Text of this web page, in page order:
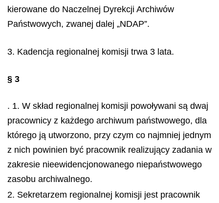
kierowane do Naczelnej Dyrekcji Archiwów
Państwowych, zwanej dalej „NDAP”.
3. Kadencja regionalnej komisji trwa 3 lata.
§ 3
. 1. W skład regionalnej komisji powoływani są dwaj
pracownicy z każdego archiwum państwowego, dla
którego ją utworzono, przy czym co najmniej jednym
z nich powinien być pracownik realizujący zadania w
zakresie nieewidencjonowanego niepaństwowego
zasobu archiwalnego.
2. Sekretarzem regionalnej komisji jest pracownik